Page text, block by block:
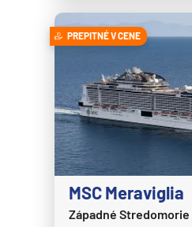
PREPITNÉ V CENE
MSC Meraviglia
Západné Stredomorie